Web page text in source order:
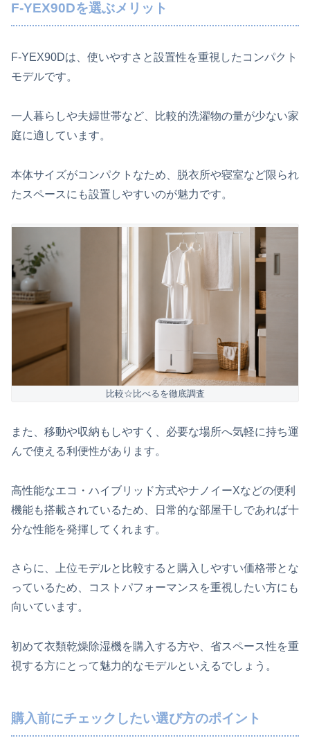
F-YEX90Dを選ぶメリット
F-YEX90Dは、使いやすさと設置性を重視したコンパクト
モデルです。
一人暮らしや夫婦世帯など、比較的洗濯物の量が少ない家
庭に適しています。
本体サイズがコンパクトなため、脱衣所や寝室など限られ
たスペースにも設置しやすいのが魅力です。
比較☆比べるを徹底調査
また、移動や収納もしやすく、必要な場所へ気軽に持ち運
んで使える利便性があります。
高性能なエコ・ハイブリッド方式やナノイーXなどの便利
機能も搭載されているため、日常的な部屋干しであれば十
分な性能を発揮してくれます。
さらに、上位モデルと比較すると購入しやすい価格帯とな
っているため、コストパフォーマンスを重視したい方にも
向いています。
初めて衣類乾燥除湿機を購入する方や、省スペース性を重
視する方にとって魅力的なモデルといえるでしょう。
購入前にチェックしたい選び方のポイント